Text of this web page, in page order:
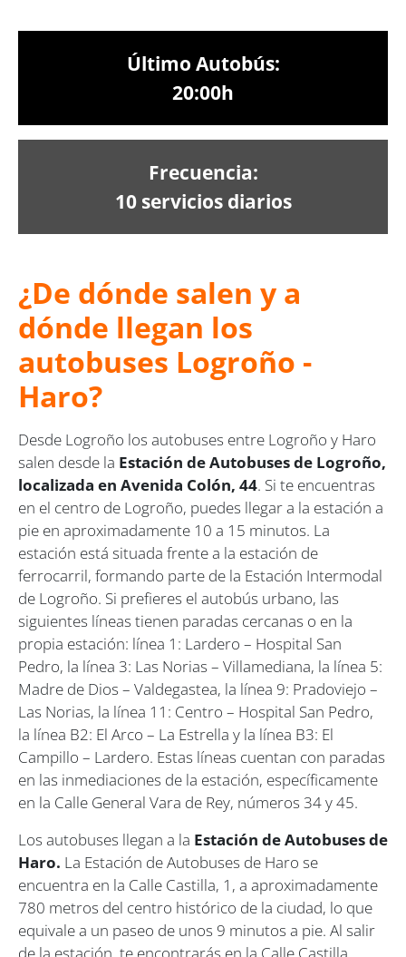
Último Autobús:
20:00h
Frecuencia:
10 servicios diarios
¿De dónde salen y a
dónde llegan los
autobuses Logroño -
Haro?
Desde Logroño los autobuses entre Logroño y Haro
salen desde la Estación de Autobuses de Logroño,
localizada en Avenida Colón, 44. Si te encuentras
en el centro de Logroño, puedes llegar a la estación a
pie en aproximadamente 10 a 15 minutos. La
estación está situada frente a la estación de
ferrocarril, formando parte de la Estación Intermodal
de Logroño. Si prefieres el autobús urbano, las
siguientes líneas tienen paradas cercanas o en la
propia estación:​ línea 1: Lardero – Hospital San
Pedro, la línea 3: Las Norias – Villamediana, la línea 5:
Madre de Dios – Valdegastea, la línea 9: Pradoviejo –
Las Norias, la línea 11: Centro – Hospital San Pedro,
la línea B2: El Arco – La Estrella y la línea B3: El
Campillo – Lardero​. Estas líneas cuentan con paradas
en las inmediaciones de la estación, específicamente
en la Calle General Vara de Rey, números 34 y 45. ​
Los autobuses llegan a la Estación de Autobuses de
Haro. La Estación de Autobuses de Haro se
encuentra en la Calle Castilla, 1, a aproximadamente
780 metros del centro histórico de la ciudad, lo que
equivale a un paseo de unos 9 minutos a pie. Al salir
de la estación, te encontrarás en la Calle Castilla,